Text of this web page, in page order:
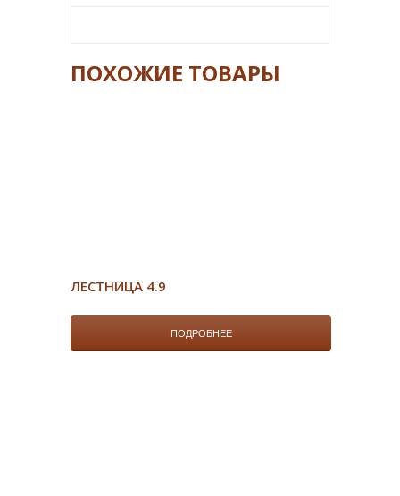
ПОХОЖИЕ ТОВАРЫ
ЛЕСТНИЦА 4.9
ПОДРОБНЕЕ